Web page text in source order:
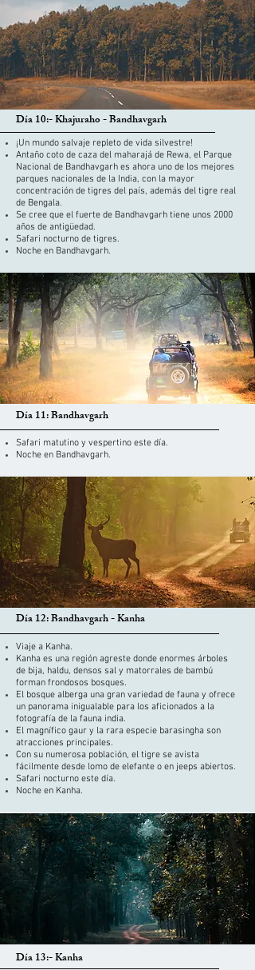
Día 10:- Khajuraho - Bandhavgarh
¡Un mundo salvaje repleto de vida silvestre!
Antaño coto de caza del maharajá de Rewa, el Parque
Nacional de Bandhavgarh es ahora uno de los mejores
parques nacionales de la India, con la mayor
concentración de tigres del país, además del tigre real
de Bengala.
Se cree que el fuerte de Bandhavgarh tiene unos 2000
años de antigüedad.
Safari nocturno de tigres.
Noche en Bandhavgarh.
Día 11: Bandhavgarh
Safari matutino y vespertino este día.
Noche en Bandhavgarh.
Día 12: Bandhavgarh - Kanha
Viaje a Kanha.
Kanha es una región agreste donde enormes árboles
de bija, haldu, densos sal y matorrales de bambú
forman frondosos bosques.
El bosque alberga una gran variedad de fauna y ofrece
un panorama inigualable para los aficionados a la
fotografía de la fauna india.
El magnífico gaur y la rara especie barasingha son
atracciones principales.
Con su numerosa población, el tigre se avista
fácilmente desde lomo de elefante o en jeeps abiertos.
Safari nocturno este día.
Noche en Kanha.
Día 13:- Kanha